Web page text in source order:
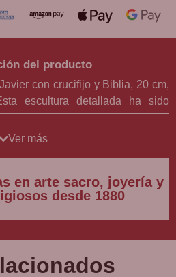
del producto
con crucifijo y Biblia, 20 cm,
escultura detallada ha sido
en resina, un material que
rasgos y una durabilidad que
mano resalta los detalles y la
Javier está vestido con
suaves y una alba blanca
y solemnidad a la vestimenta del
Ver más
en arte sacro, joyería y
desde 1880